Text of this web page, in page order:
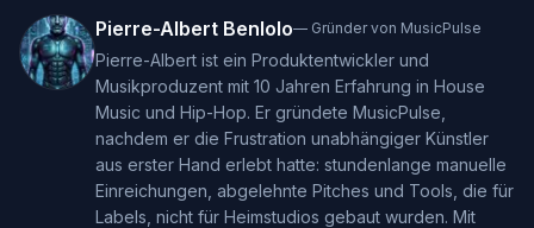
Pierre-Albert Benlolo— Gründer von MusicPulse
Pierre-Albert ist ein Produktentwickler und
Musikproduzent mit 10 Jahren Erfahrung in House
Music und Hip-Hop. Er gründete MusicPulse,
nachdem er die Frustration unabhängiger Künstler
aus erster Hand erlebt hatte: stundenlange manuelle
Einreichungen, abgelehnte Pitches und Tools, die für
Labels, nicht für Heimstudios gebaut wurden. Mit